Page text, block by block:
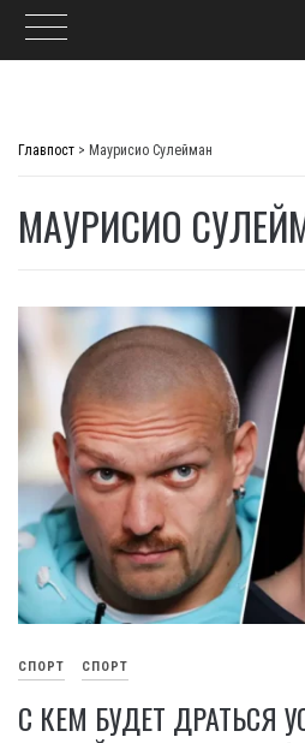
Главпост > Маурисио Сулейман
МАУРИСИО
СПОРТ СПОРТ
С КЕМ БУДЕТ ДРАТЬСЯ